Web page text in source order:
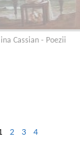
Cassian - Poezii
2 3 4